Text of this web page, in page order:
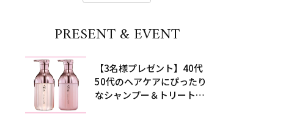
PRESENT & EVENT
【3名様プレゼント】40代
50代のヘアケアにぴったり
なシャンプー＆トリートメ